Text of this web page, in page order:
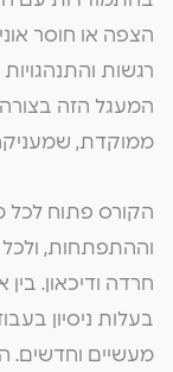
הצפה או חוסר
רגשות
המעגל הזה
ממוקדת,
הקורס פתוח לכל
וההתפתחות,
חרדה ודיכאון.
בעלות ניסיון
מעשיים וחדשים.